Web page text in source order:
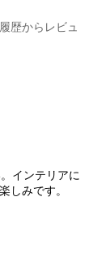
歴からレビュ
インテリアに
しみです。